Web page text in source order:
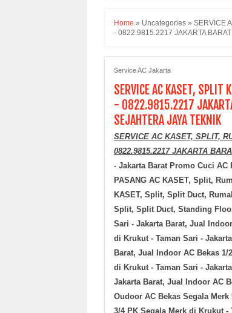
Home » Uncategories » SERVICE
- 0822.9815.2217 JAKARTA
Service AC Jakarta
SERVICE AC KASET,
- 0822.9815.2217 JAKARTA
SEJAHTERA JAYA TEKNIK
SERVICE AC KASET, SPLIT,
0822.9815.2217 JAKARTA
- Jakarta Barat Promo Cuci AC
PASANG AC KASET, Split,
KASET, Split, Split Duct,
Split, Split Duct, Standing
Sari - Jakarta Barat, Jual
di Krukut - Taman Sari -
Barat, Jual Indoor AC Bekas 1/
di Krukut - Taman Sari -
Jakarta Barat, Jual Indoor AC
Oudoor AC Bekas Segala Merk
3/4 PK Segala Merk di Krukut -